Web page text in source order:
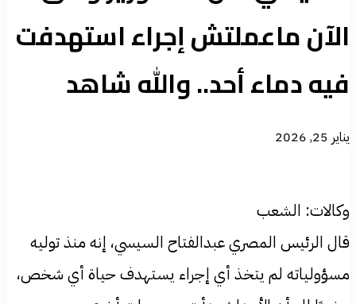
الآن ماعملتش إجراء استهدفت
فيه دماء أحد.. والله شاهد
يناير 25, 2026
وكالات: الشعب
قال الرئيس المصري عبدالفتاح السيسي، إنه منذ توليه
مسؤولياته لم يتخذ أي إجراء يستهدف حياة أي شخص،